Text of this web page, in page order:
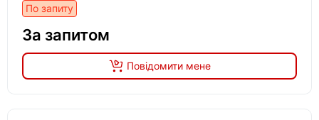
По запиту
За запитом
Повідомити мене